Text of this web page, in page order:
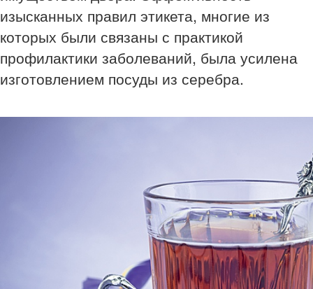
изысканных правил этикета, многие из
которых были связаны с практикой
профилактики заболеваний, была усилена
изготовлением посуды из серебра.